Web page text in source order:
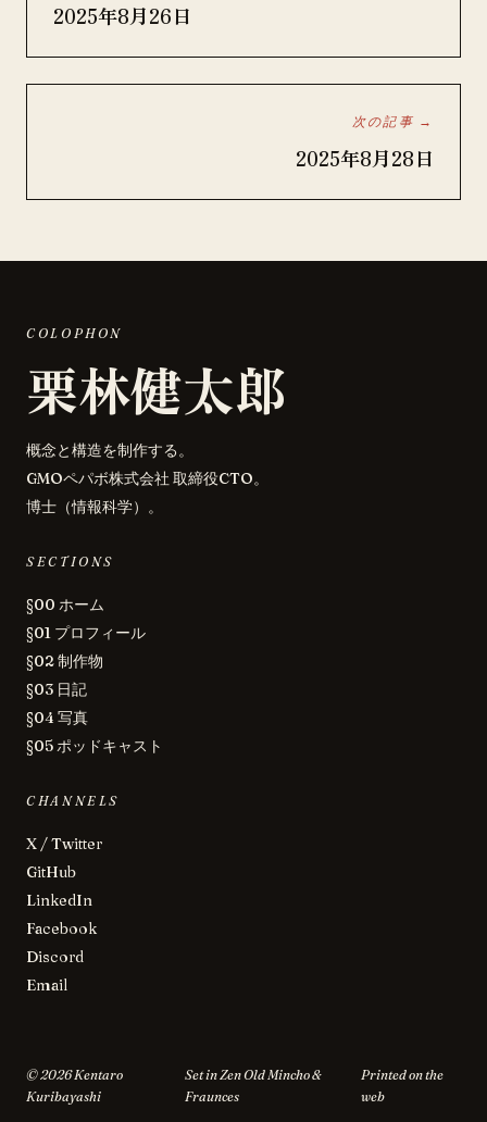
2025年8月26日
次の記事 →
2025年8月28日
COLOPHON
栗林健太郎
概念と構造を制作する。
GMOペパボ株式会社 取締役CTO。
博士（情報科学）。
SECTIONS
§00 ホーム
§01 プロフィール
§02 制作物
§03 日記
§04 写真
§05 ポッドキャスト
CHANNELS
X / Twitter
GitHub
LinkedIn
Facebook
Discord
Email
©2026Kentaro
Kuribayashi
Set in Zen Old Mincho &
Fraunces
Printed on the
web